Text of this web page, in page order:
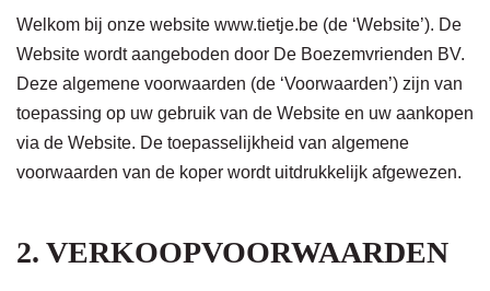
Welkom bij onze website www.tietje.be (de ‘Website’). De
Website wordt aangeboden door De Boezemvrienden BV.
Deze algemene voorwaarden (de ‘Voorwaarden’) zijn van
toepassing op uw gebruik van de Website en uw aankopen
via de Website. De toepasselijkheid van algemene
voorwaarden van de koper wordt uitdrukkelijk afgewezen.
2. VERKOOPVOORWAARDEN